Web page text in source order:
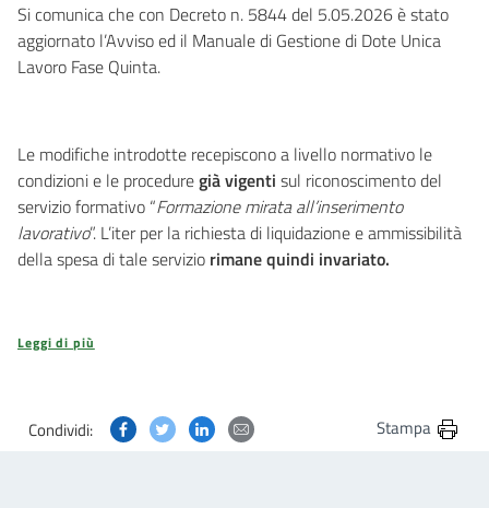
Si comunica che con Decreto n. 5844 del 5.05.2026 è stato
aggiornato l’Avviso ed il Manuale di Gestione di Dote Unica
Lavoro Fase Quinta.
Le modifiche introdotte recepiscono a livello normativo le
condizioni e le proceduregià vigenti sul riconoscimento del
servizio formativo “Formazione mirata all’inserimento
lavorativo”. L’iter per la richiesta di liquidazione e ammissibilità
della spesa di tale servizio rimane quindi invariato.
Leggi di più
Condividi: Condividi questa pagina su Facebook
Condividi questa pagina su Twitter
Condividi questa pagina su Linkedin
Condividi questa pagina via
Stampa